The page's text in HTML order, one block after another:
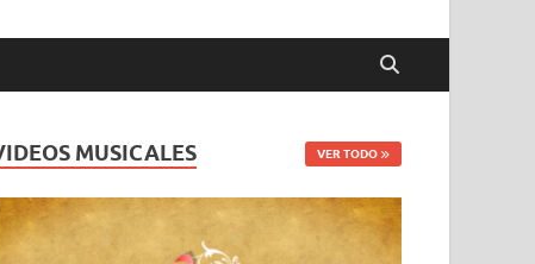
MUSICALES VER TODO